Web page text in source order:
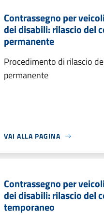
Contrassegno per
dei disabili: rilascio del
permanente
Procedimento di rilascio
permanente
VAI ALLA PAGINA
Contrassegno per
dei disabili: rilascio del
temporaneo